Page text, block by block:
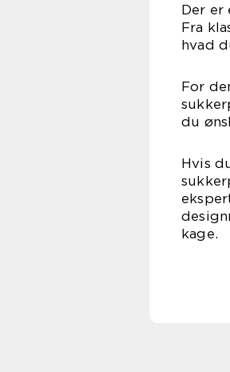
Der er
Fra
hvad
For
du
Hvis
kage.